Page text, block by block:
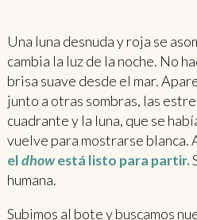
Una luna desnuda y roja se
cambia la luz de la noche. No
brisa suave desde el mar.
junto a otras sombras, las
cuadrante y la luna, que se
vuelve para mostrarse blanca.
eldhowestá listo para partir.
humana.
Subimos al bote y buscamos